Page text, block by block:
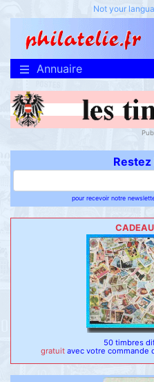
Not your
Annuaire
pour recevoir notre
50 timbres
gratuit avec votre commande